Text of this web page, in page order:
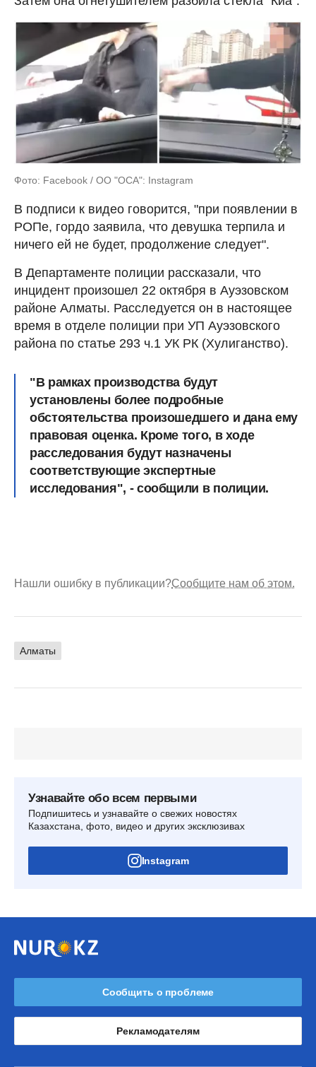
Фото: Facebook / ОО "ОСА": Instagram
В подписи к видео говорится, "при появлении в
РОПе, гордо заявила, что девушка терпила и
ничего ей не будет, продолжение следует".
В Департаменте полиции рассказали, что
инцидент произошел 22 октября в Ауэзовском
районе Алматы. Расследуется он в настоящее
время в отделе полиции при УП Ауэзовского
района по статье 293 ч.1 УК РК (Хулиганство).
"В рамках производства будут
установлены более подробные
обстоятельства произошедшего и дана ему
правовая оценка. Кроме того, в ходе
расследования будут назначены
соответствующие экспертные
исследования", - сообщили в полиции.
Нашли ошибку в публикации?Сообщите нам об этом.
Алматы
Узнавайте обо всем первыми
Подпишитесь и узнавайте о свежих новостях
Казахстана, фото, видео и других эксклюзивах
Instagram
Сообщить о проблеме
Рекламодателям